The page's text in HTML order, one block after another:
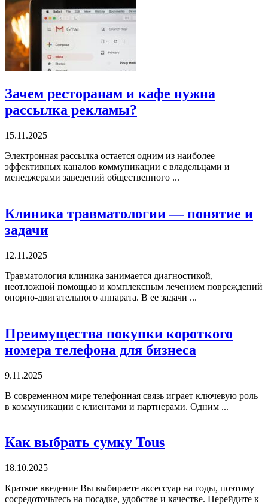
Зачем ресторанам и кафе нужна
рассылка рекламы?
15.11.2025
Электронная рассылка остается одним из наиболее
эффективных каналов коммуникации с владельцами и
менеджерами заведений общественного ...
Клиника травматологии — понятие и
задачи
12.11.2025
Травматология клиника занимается диагностикой,
неотложной помощью и комплексным лечением повреждений
опорно-двигательного аппарата. В ее задачи ...
Преимущества покупки короткого
номера телефона для бизнеса
9.11.2025
В современном мире телефонная связь играет ключевую роль
в коммуникации с клиентами и партнерами. Одним ...
Как выбрать сумку Tous
18.10.2025
Краткое введение Вы выбираете аксессуар на годы, поэтому
сосредоточьтесь на посадке, удобстве и качестве. Перейдите к